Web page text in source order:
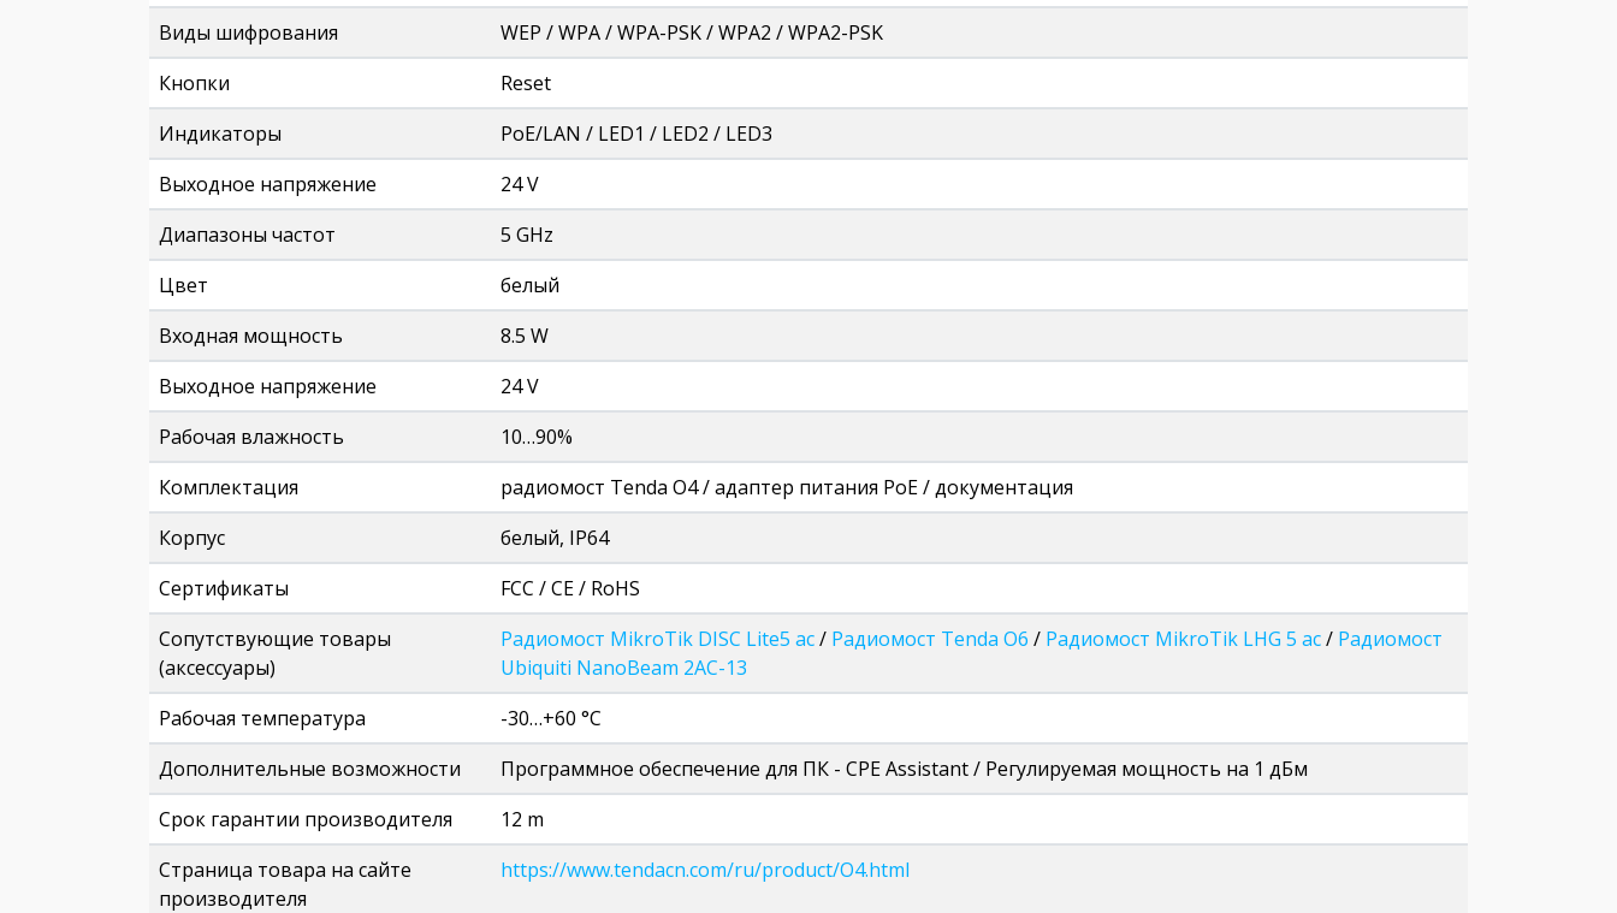
Виды шифрования
WEP / WPA / WPA-PSK / WPA2 / WPA2-PSK
Кнопки
Reset
Индикаторы
PoE/LAN / LED1 / LED2 / LED3
Выходное напряжение
24 V
Диапазоны частот
5 GHz
Цвет
белый
Входная мощность
8.5 W
Выходное напряжение
24 V
Рабочая влажность
10…90%
Комплектация
радиомост Tenda O4 / адаптер питания PoE / документация
Корпус
белый, IP64
Сертификаты
FCC / CE / RoHS
Сопутствующие товары
(аксессуары)
Радиомост MikroTik DISC Lite5 ac/ Радиомост Tenda O6 / Радиомост MikroTik LHG 5 ac/ Радиомост
Ubiquiti NanoBeam 2AC-13
Рабочая температура
-30…+60 °C
Дополнительные возможности
Программное обеспечение для ПК - CPE Assistant / Регулируемая мощность на 1 дБм
Срок гарантии производителя
12 m
Страница товара на сайте
производителя
https://www.tendacn.com/ru/product/O4.html